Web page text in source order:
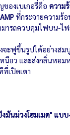
ของเบเกอรี่คือ ความ
ที่กระจายความร้
ารถควบคุมไฟบน-ไฟ
จะฟูขึ้นรูปได้อย่างสม
นียว และส่งกลิ่นหอม
เปิดเตา
มันม่วงโฮมเมด" แบบ